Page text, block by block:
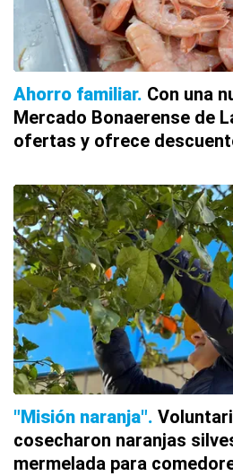
Ahorro familiar Con una
Mercado Bonaerense de
ofertas y ofrece
"Misión naranja"
cosecharon naranjas
mermelada para